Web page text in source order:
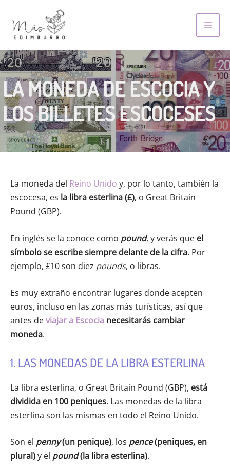
content
LA MONEDA DE ESCOCIA Y
LOS BILLETES ESCOCESES
La moneda del Reino Unido y, por lo tanto, también la
escocesa, es la libra esterlina(£), o Great Britain
Pound (GBP).
En inglés se la conoce como pound, y verás que el
símbolo se escribe siempre delante de la cifra. Por
ejemplo, £10 son diez pounds, o libras.
Es muy extraño encontrar lugares donde acepten
euros, incluso en las zonas más turísticas, así que
antes deviajar a Escocia necesitarás cambiar
moneda.
1. LAS MONEDAS DE LA LIBRA ESTERLINA
La libra esterlina, o Great Britain Pound (GBP), está
dividida en 100 peniques. Las monedas de la libra
esterlina son las mismas en todo el Reino Unido.
Son el penny(un penique), los pence(peniques, en
plural)y el pound(la libra esterlina).